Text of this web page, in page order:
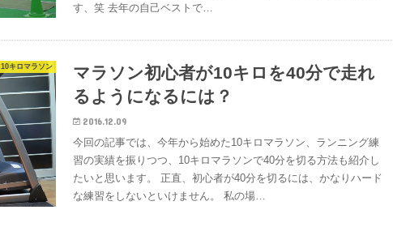
す、笑 去年の自己ベストで…
10キロマラソン
マラソン初心者が10キロを40分で走れ
るようになるには？
2016.12.09
今回の記事では、今年から始めた10キロマラソン、ランニング練
習の実績を振りつつ、10キロマラソンで40分を切る方法も紹介し
たいと思います。 正直、初心者が40分を切るには、かなりハード
な練習をしないといけません。 私の場…